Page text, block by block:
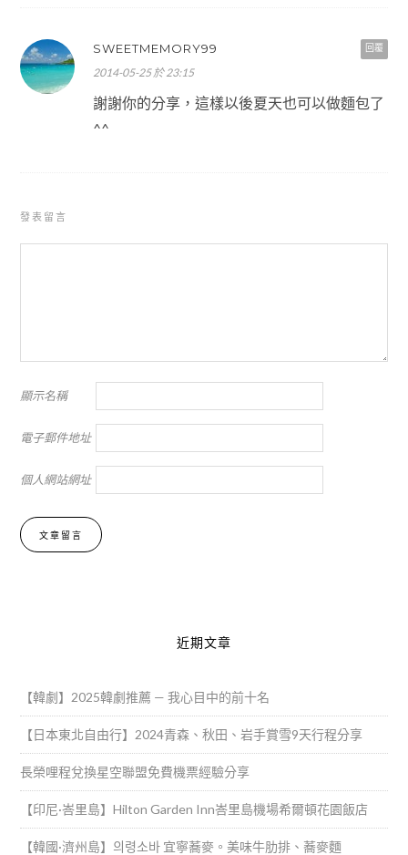
回覆
SWEETMEMORY99
2014-05-25 於 23:15
謝謝你的分享，這樣以後夏天也可以做麵包了
^^
發表留言
顯示名稱
電子郵件地址
個人網站網址
近期文章
【韓劇】2025韓劇推薦 — 我心目中的前十名
【日本東北自由行】2024青森、秋田、岩手賞雪9天行程分享
長榮哩程兌換星空聯盟免費機票經驗分享
【印尼·峇里島】Hilton Garden Inn峇里島機場希爾頓花園飯店
【韓國·濟州島】의령소바 宜寧蕎麥。美味牛肋排、蕎麥麵